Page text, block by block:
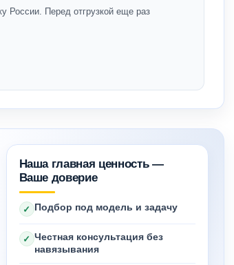
России. Перед отгрузкой еще раз
Наша главная ценность —
Ваше доверие
✓ Подбор под модель и задачу
✓ Честная консультация без
навязывания